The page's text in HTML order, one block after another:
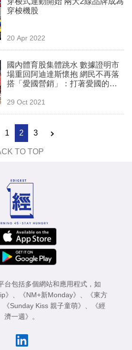
穿梭機股
20 Apr 2022
國內體育股集體跳水 數據證明市
場重回阿迪達斯懷抱 網民不再落
搭「愛國營銷」：打著愛國的旗
29 Oct 2021
1 2 3
TO TOP
台包括多個網站和應用程式，如
》 、 《NM+新Monday》 、
《東方
《Sunday Kiss 親子童萌》 、
《經
濟一週》 。